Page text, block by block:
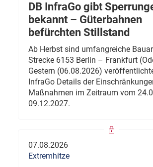
DB InfraGo gibt
bekannt – Güterbahnen
befürchten Stillstand
Ab Herbst sind umfangreiche
Strecke 6153 Berlin – Frankfurt
Gestern (06.08.2026)
InfraGo Details der
Maßnahmen im Zeitraum vom
09.12.2027.
07.08.2026
Extremhitze